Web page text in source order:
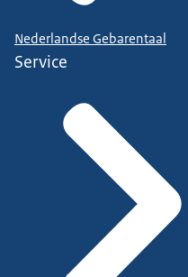
Nederlandse Gebarentaal
Service